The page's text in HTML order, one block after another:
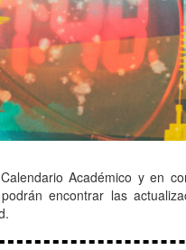
Académico y en
encontrar las